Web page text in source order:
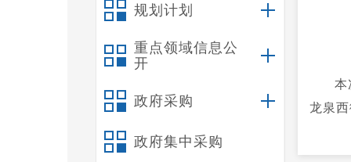
规划计划
重点领域信息公
开
政府采购
政府集中采购
本
龙泉
选编